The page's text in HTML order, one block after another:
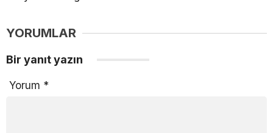
YORUMLAR
Bir yanıt yazın
Yorum *